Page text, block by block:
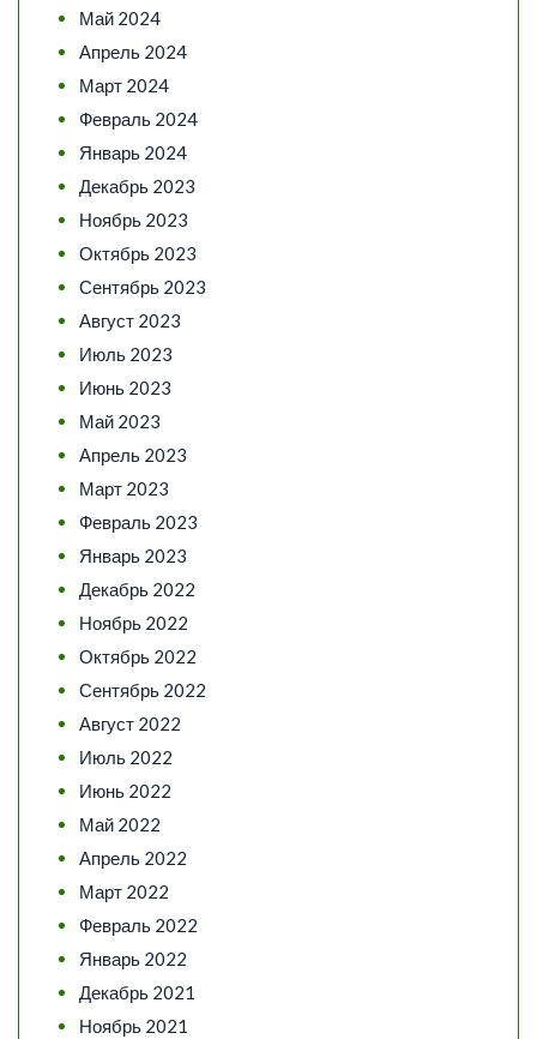
Май 2024
Апрель 2024
Март 2024
Февраль 2024
Январь 2024
Декабрь 2023
Ноябрь 2023
Октябрь 2023
Сентябрь 2023
Август 2023
Июль 2023
Июнь 2023
Май 2023
Апрель 2023
Март 2023
Февраль 2023
Январь 2023
Декабрь 2022
Ноябрь 2022
Октябрь 2022
Сентябрь 2022
Август 2022
Июль 2022
Июнь 2022
Май 2022
Апрель 2022
Март 2022
Февраль 2022
Январь 2022
Декабрь 2021
Ноябрь 2021